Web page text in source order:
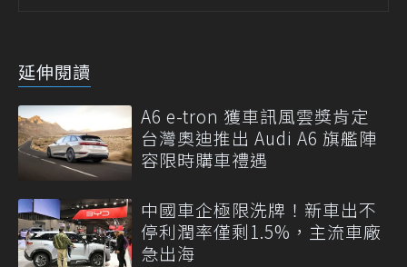
延伸閱讀
A6 e-tron 獲車訊風雲獎肯定
台灣奧迪推出 Audi A6 旗艦陣
容限時購車禮遇
中國車企極限洗牌！新車出不
停利潤率僅剩1.5%，主流車廠
急出海